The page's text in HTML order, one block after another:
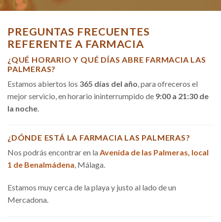
PREGUNTAS FRECUENTES
REFERENTE A FARMACIA
¿QUÉ HORARIO Y QUÉ DÍAS ABRE FARMACIA LAS
PALMERAS?
Estamos abiertos los 365 días del año, para ofreceros el
mejor servicio, en horario ininterrumpido de 9:00 a 21:30 de
la noche.
¿DÓNDE ESTÁ LA FARMACIA LAS PALMERAS?
Nos podrás encontrar en la Avenida de las Palmeras, local
1 de Benalmádena, Málaga.
Estamos muy cerca de la playa y justo al lado de un
Mercadona.